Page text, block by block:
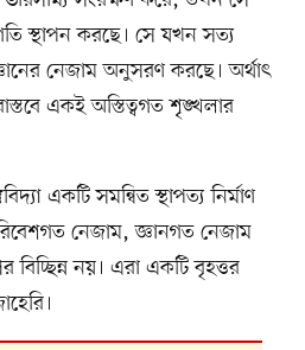
স্থাপন করছে। সে যখন সত্য
নেজাম অনুসরণ করছে। অর্থাৎ
একই অস্তিত্বগত শৃঙ্খলার
একটি সমন্বিত স্থাপত্য নির্মাণ
নেজাম, জ্ঞানগত নেজাম
নয়। এরা একটি বৃহত্তর